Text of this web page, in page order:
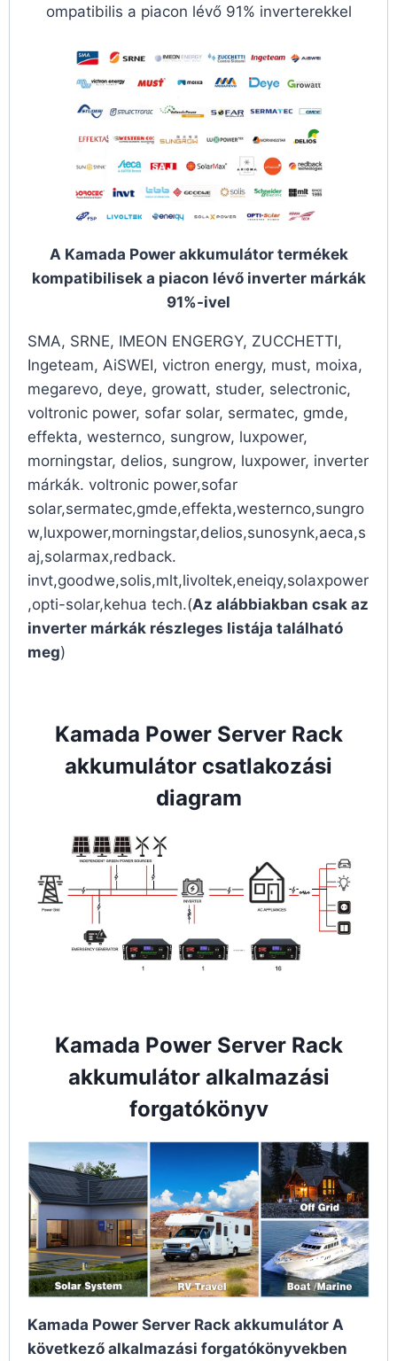
ompatibilis a piacon lévő 91% inverterekkel
A Kamada Power akkumulátor termékek
kompatibilisek a piacon lévő inverter márkák
91%-ivel
SMA, SRNE, IMEON ENGERGY, ZUCCHETTI,
Ingeteam, AiSWEI, victron energy, must, moixa,
megarevo, deye, growatt, studer, selectronic,
voltronic power, sofar solar, sermatec, gmde,
effekta, westernco, sungrow, luxpower,
morningstar, delios, sungrow, luxpower, inverter
márkák. voltronic power,sofar
solar,sermatec,gmde,effekta,westernco,sungro
w,luxpower,morningstar,delios,sunosynk,aeca,s
aj,solarmax,redback.
invt,goodwe,solis,mlt,livoltek,eneiqy,solaxpower
,opti-solar,kehua tech.(Az alábbiakban csak az
inverter márkák részleges listája található
meg)
Kamada Power Server Rack
akkumulátor csatlakozási
diagram
Kamada Power Server Rack
akkumulátor alkalmazási
forgatókönyv
Kamada Power Server Rack akkumulátor A
következő alkalmazási forgatókönyvekben